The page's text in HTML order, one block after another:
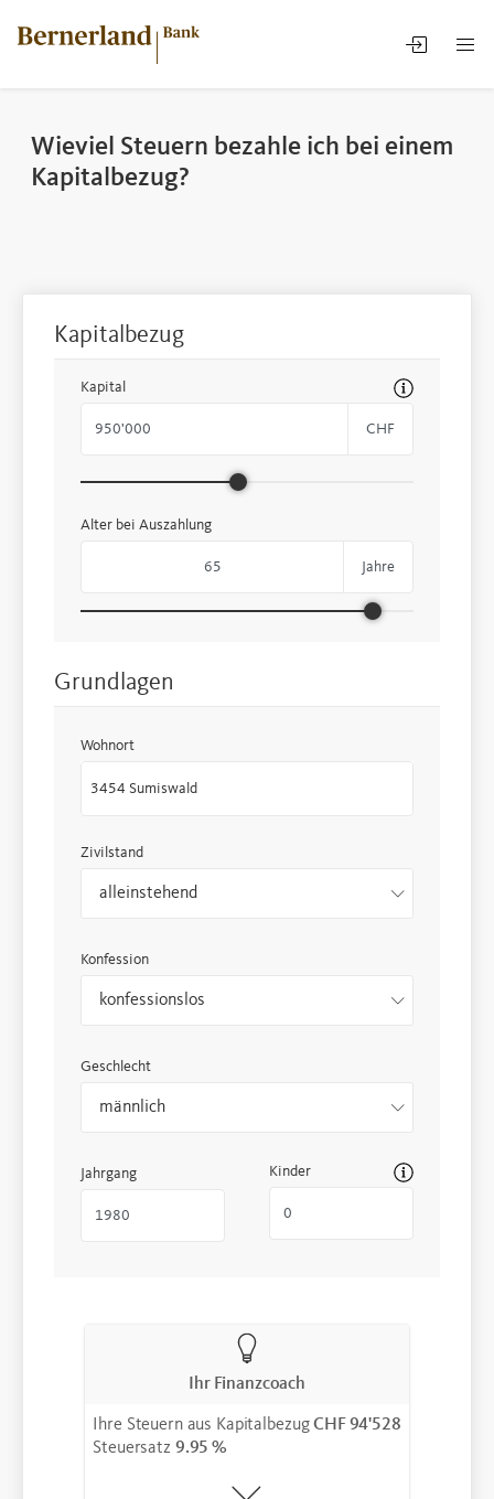
Wieviel Steuern bezahle ich bei einem
Kapitalbezug?
Kapitalbezug
Kapital
CHF
Alter bei Auszahlung
Jahre
Grundlagen
Wohnort
Zivilstand
alleinstehend
Konfession
konfessionslos
Geschlecht
männlich
Jahrgang Kinder
Ihr Finanzcoach
Ihre Steuern aus KapitalbezugCHF 94'528
Steuersatz 9.95 %